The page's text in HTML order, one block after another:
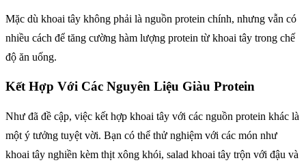
Mặc dù khoai tây không phải là nguồn protein chính, nhưng vẫn có
nhiều cách để tăng cường hàm lượng protein từ khoai tây trong chế
độ ăn uống.
Kết Hợp Với Các Nguyên Liệu Giàu Protein
Như đã đề cập, việc kết hợp khoai tây với các nguồn protein khác là
một ý tưởng tuyệt vời. Bạn có thể thử nghiệm với các món như
khoai tây nghiền kèm thịt xông khói, salad khoai tây trộn với đậu và